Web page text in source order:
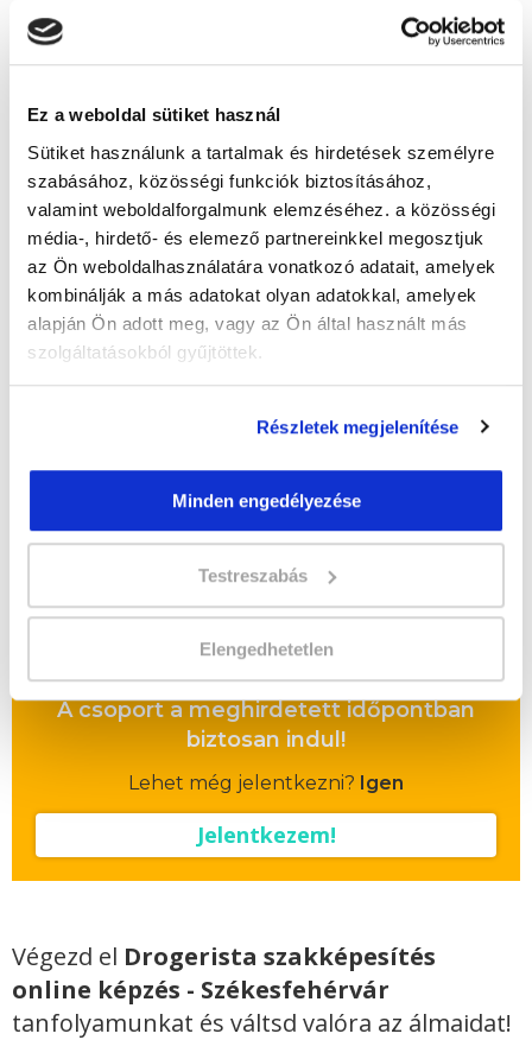
Ez a weboldal sütiket használ
Sütiket használunk a tartalmak és hirdetések személyre
szabásához, közösségi funkciók biztosításához,
valamint weboldalforgalmunk elemzéséhez. a közösségi
média-, hirdető- és elemező partnereinkkel megosztjuk
az Ön weboldalhasználatára vonatkozó adatait, amelyek
kombinálják a más adatokat olyan adatokkal, amelyek
alapján Ön adott meg, vagy az Ön által használt más
szolgáltatásokból gyűjtöttek.
Részletek megjelenítése
Minden engedélyezése
Testreszabás
Elengedhetetlen
Képzésszervező
guzmics.greta@tanfolyam.hu
+36302262580
" J " csoport
47 nap az indulásig!
79 000 Ft
hallgatónk részére ajándék Pénztárgép helyes
kezelése tanfolyam 49.990 Ft értékben!
A csoport a meghirdetett időpontban
biztosan indul!
Lehet még jelentkezni? Igen
Jelentkezem!
Végezd el Drogerista szakképesítés
online képzés - Székesfehérvár
tanfolyamunkat és váltsd valóra az álmaidat!